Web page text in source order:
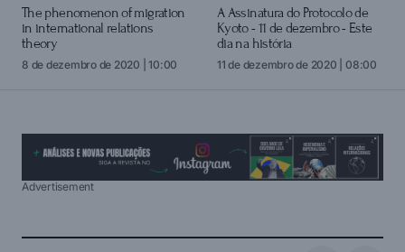
The phenomenon of migration
in international relations
theory
8 de dezembro de 2020 | 10:00
A Assinatura do Protocolo de
Kyoto - 11 de dezembro - Este
dia na história
11 de dezembro de 2020 | 08:00
Advertisement